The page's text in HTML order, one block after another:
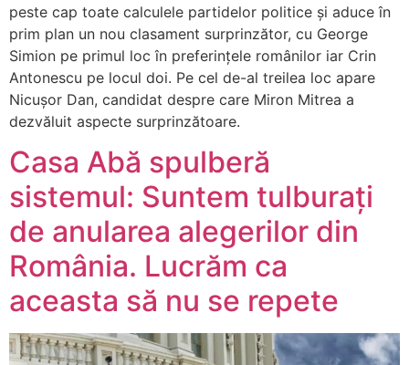
peste cap toate calculele partidelor politice și aduce în
prim plan un nou clasament surprinzător, cu George
Simion pe primul loc în preferințele românilor iar Crin
Antonescu pe locul doi. Pe cel de-al treilea loc apare
Nicușor Dan, candidat despre care Miron Mitrea a
dezvăluit aspecte surprinzătoare.
Casa Abă spulberă
sistemul: Suntem tulburați
de anularea alegerilor din
România. Lucrăm ca
aceasta să nu se repete